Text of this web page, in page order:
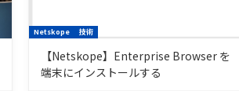
Netskope 技術
【Netskope】Enterprise Browser を
端末にインストールする